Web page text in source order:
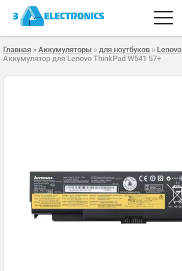
Главная » Аккумуляторы » для ноутбуков » Lenovo
Аккумулятор для Lenovo ThinkPad W541 57+